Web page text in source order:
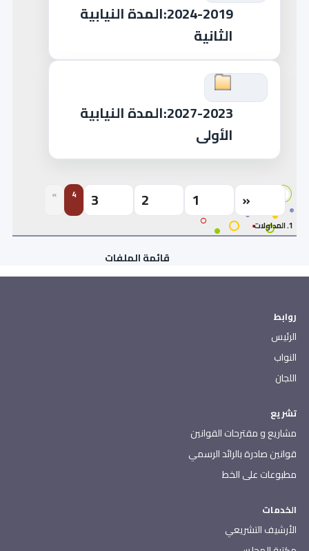
2024-2019:المدة النيابية
الثانية
2027-2023:المدة النيابية
الأولى
«
1
2
3
4
»
1. المداولات
قائمة الملفات
روابط
الرئيس
النواب
اللجان
تشريع
مشاريع و مقترحات القوانين
قوانين صادرة بالرائد الرسمي
مطبوعات على الخط
الخدمات
الأرشيف التشريعي